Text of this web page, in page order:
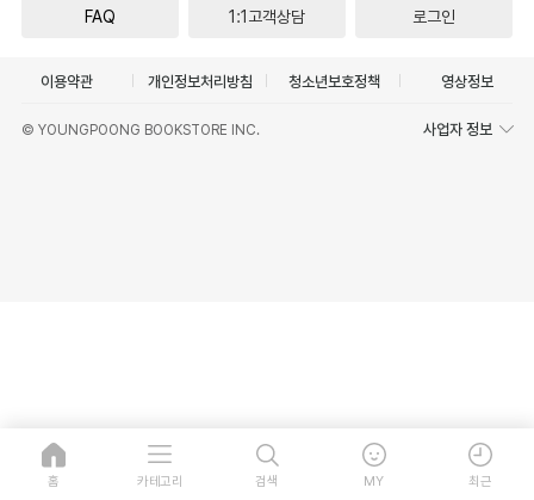
FAQ 1:1고객상담 로그인
이용약관 개인정보처리방침 청소년보호정책 영상정보
© YOUNGPOONG BOOKSTORE INC. 사업자 정보
홈 카테고리 검색 MY 최근